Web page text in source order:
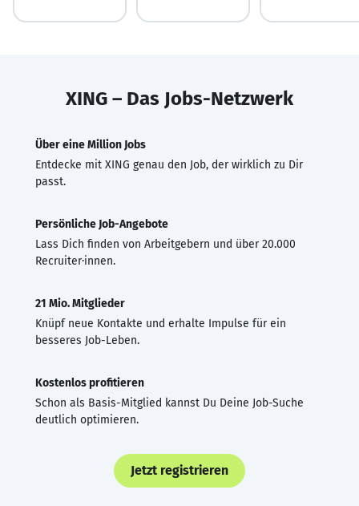
XING – Das Jobs-Netzwerk
Über eine Million Jobs
Entdecke mit XING genau den Job, der wirklich zu Dir
passt.
Persönliche Job-Angebote
Lass Dich finden von Arbeitgebern und über 20.000
Recruiter·innen.
21 Mio. Mitglieder
Knüpf neue Kontakte und erhalte Impulse für ein
besseres Job-Leben.
Kostenlos profitieren
Schon als Basis-Mitglied kannst Du Deine Job-Suche
deutlich optimieren.
Jetzt registrieren